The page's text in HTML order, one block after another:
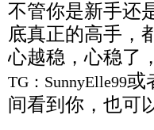
不管你是新手还
底真正的高手，
心越稳，心稳了
TG：SunnyElle99或
间看到你，也可